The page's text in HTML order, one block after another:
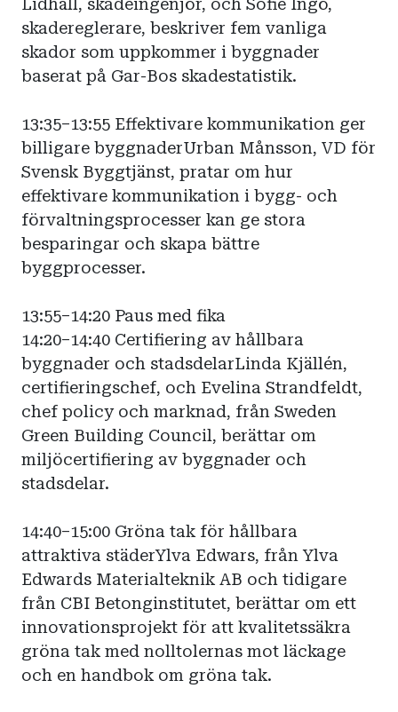
skadereglerare, beskriver fem vanliga
skador som uppkommer i byggnader
baserat på Gar-Bos skadestatistik.
13:35–13:55 Effektivare kommunikation ger
billigare byggnaderUrban Månsson, VD för
Svensk Byggtjänst, pratar om hur
effektivare kommunikation i bygg- och
förvaltningsprocesser kan ge stora
besparingar och skapa bättre
byggprocesser.
13:55–14:20 Paus med fika
14:20–14:40 Certifiering av hållbara
byggnader och stadsdelarLinda Kjällén,
certifieringschef, och Evelina Strandfeldt,
chef policy och marknad, från Sweden
Green Building Council, berättar om
miljöcertifiering av byggnader och
stadsdelar.
14:40–15:00 Gröna tak för hållbara
attraktiva städerYlva Edwars, från Ylva
Edwards Materialteknik AB och tidigare
från CBI Betonginstitutet, berättar om ett
innovationsprojekt för att kvalitetssäkra
gröna tak med nolltolernas mot läckage
och en handbok om gröna tak.